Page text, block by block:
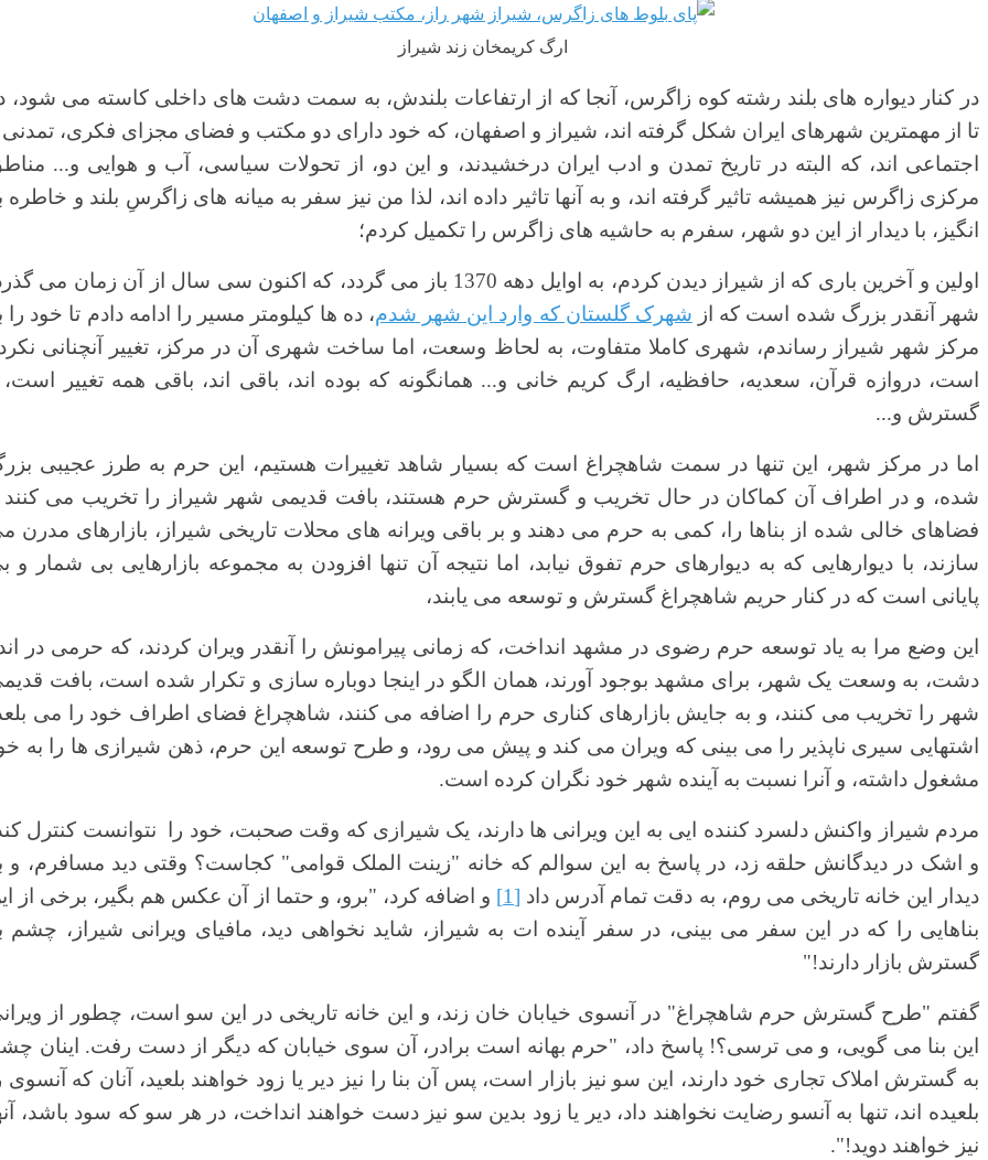
ارگ کریمخان زند شیراز
در کنار دیواره های بلند رشته کوه زاگرس، آنجا که از ارتفاعات بلندش، به سمت دشت های داخلی کاسته می شود،
تا از مهمترین شهرهای ایران شکل گرفته اند، شیراز و اصفهان، که خود دارای دو مکتب و فضای مجزای فکری،
اجتماعی اند، که البته در تاریخ تمدن و ادب ایران درخشیدند، و این دو، از تحولات سیاسی، آب و هوایی و...
مرکزی زاگرس نیز همیشه تاثیر گرفته اند، و به آنها تاثیر داده اند، لذا من نیز سفر به میانه های زاگرسِ بلند و خاطره
انگیز، با دیدار از این دو شهر، سفرم به حاشیه های زاگرس را تکمیل کردم؛
اولین و آخرین باری که از شیراز دیدن کردم، به اوایل دهه 1370 باز می گردد، که اکنون سی سال از آن زمان می
شهر آنقدر بزرگ شده است که از شهرک گلستان که وارد این شهر شدم، ده ها کیلومتر مسیر را ادامه دادم تا خود را
مرکز شهر شیراز رساندم، شهری کاملا متفاوت، به لحاظ وسعت، اما ساخت شهری آن در مرکز، تغییر آنچنانی
است، دروازه قرآن، سعدیه، حافظیه، ارگ کریم خانی و... همانگونه که بوده اند، باقی اند، باقی همه تغییر
گسترش و...
اما در مرکز شهر، این تنها در سمت شاهچراغ است که بسیار شاهد تغییرات هستیم، این حرم به طرز عجیبی
شده، و در اطراف آن کماکان در حال تخریب و گسترش حرم هستند، بافت قدیمی شهر شیراز را تخریب می کنند
فضاهای خالی شده از بناها را، کمی به حرم می دهند و بر باقی ویرانه های محلات تاریخی شیراز، بازارهای مدرن
سازند، با دیوارهایی که به دیوارهای حرم تفوق نیابد، اما نتیجه آن تنها افزودن به مجموعه بازارهایی بی شمار و
پایانی است که در کنار حریم شاهچراغ گسترش و توسعه می یابند،
این وضع مرا به یاد توسعه حرم رضوی در مشهد انداخت، که زمانی پیرامونش را آنقدر ویران کردند، که حرمی در
دشت، به وسعت یک شهر، برای مشهد بوجود آورند، همان الگو در اینجا دوباره سازی و تکرار شده است، بافت
شهر را تخریب می کنند، و به جایش بازارهای کناری حرم را اضافه می کنند، شاهچراغ فضای اطراف خود را می
اشتهایی سیری ناپذیر را می بینی که ویران می کند و پیش می رود، و طرح توسعه این حرم، ذهن شیرازی ها را به
مشغول داشته، و آنرا نسبت به آینده شهر خود نگران کرده است.
مردم شیراز واکنش دلسرد کننده ایی به این ویرانی ها دارند، یک شیرازی که وقت صحبت، خود را نتوانست کنترل
و اشک در دیدگانش حلقه زد، در پاسخ به این سوالم که خانه "زینت الملک قوامی" کجاست؟ وقتی دید مسافرم، و
دیدار این خانه تاریخی می روم، به دقت تمام آدرس داد [1]
و اضافه کرد، "برو، و حتما از آن عکس هم بگیر، برخی از
بناهایی را که در این سفر می بینی، در سفر آینده ات به شیراز، شاید نخواهی دید، مافیای ویرانی شیراز، چشم
گسترش بازار دارند!"
گفتم "طرح گسترش حرم شاهچراغ" در آنسوی خیابان خان زند، و این خانه تاریخی در این سو است، چطور از
این بنا می گویی، و می ترسی؟! پاسخ داد، "حرم بهانه است برادر، آن سوی خیابان که دیگر از دست رفت. اینان
به گسترش املاک تجاری خود دارند، این سو نیز بازار است، پس آن بنا را نیز دیر یا زود خواهند بلعید، آنان که آنسوی
بلعیده اند، تنها به آنسو رضایت نخواهند داد، دیر یا زود بدین سو نیز دست خواهند انداخت، در هر سو که سود باشد،
نیز خواهند دوید!".